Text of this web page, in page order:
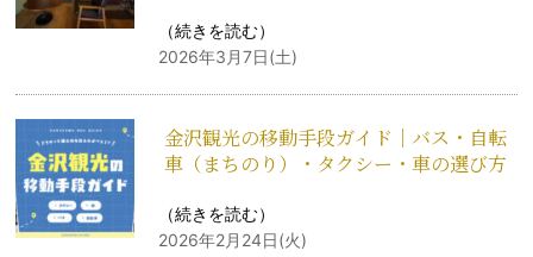
（続きを読む）
2026年3月7日(土)
金沢観光の移動手段ガイド｜バス・自転
車（まちのり）・タクシー・車の選び方
（続きを読む）
2026年2月24日(火)